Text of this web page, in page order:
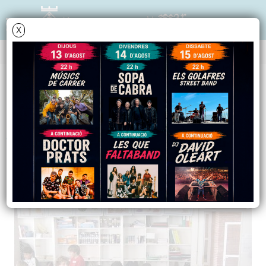
X
NOTÍCIES - ACTUALITAT
Els nens i nenes de la
vila aprenen a moure
´s amb seguretat